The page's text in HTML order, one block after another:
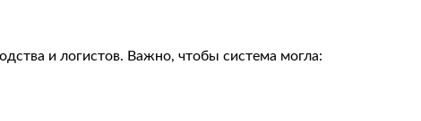
и логистов. Важно, чтобы система могла: